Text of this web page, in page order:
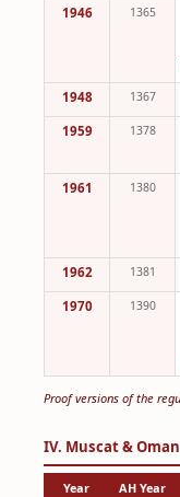
1946 1365
1948 1367
1959 1378
1961 1380
1962 1381
1970 1390
Proof versions of the
IV. Muscat &
Year AH Year